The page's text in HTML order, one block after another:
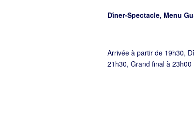
Dîner-Spectacle, Menu
Arrivée à partir de 19h30,
21h30, Grand final à 23h00